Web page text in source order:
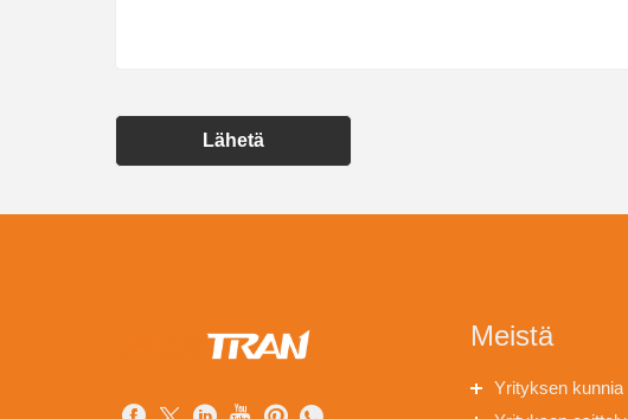
Lähetä
Meistä
Yrityksen kunnia